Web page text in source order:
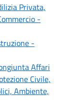
Privata,
-
-
Affari
Civile,
Ambiente,